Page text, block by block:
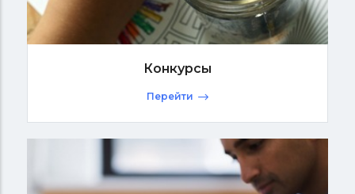
Конкурсы
Перейти